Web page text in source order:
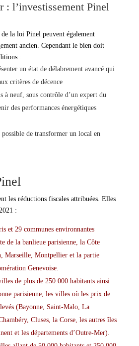
: l’investissement Pinel
la loi Pinel peuvent également
ancien. Cependant le bien doit
:
un état de délabrement avancé qui
critères de décence
à neuf, sous contrôle d’un expert du
des performances énergétiques
de transformer un local en
les réductions fiscales attribuées. Elles
:
et 29 communes environnantes
de la banlieue parisienne, la Côte
Marseille, Montpellier et la partie
Genevoise.
de plus de 250 000 habitants ainsi
parisienne, les villes où les prix de
(Bayonne, Saint-Malo, La
Cluses, la Corse, les autres îles
et les départements d’Outre-Mer).